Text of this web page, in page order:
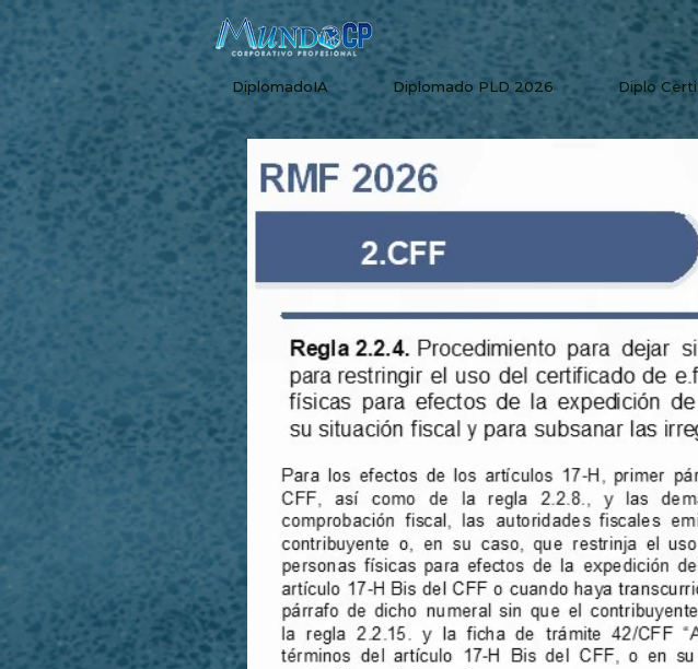
DiplomadoIA Diplomado PLD 2026 Diplo